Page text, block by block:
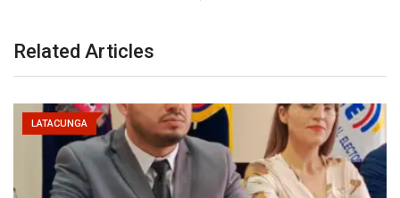
Related Articles
LATACUNGA